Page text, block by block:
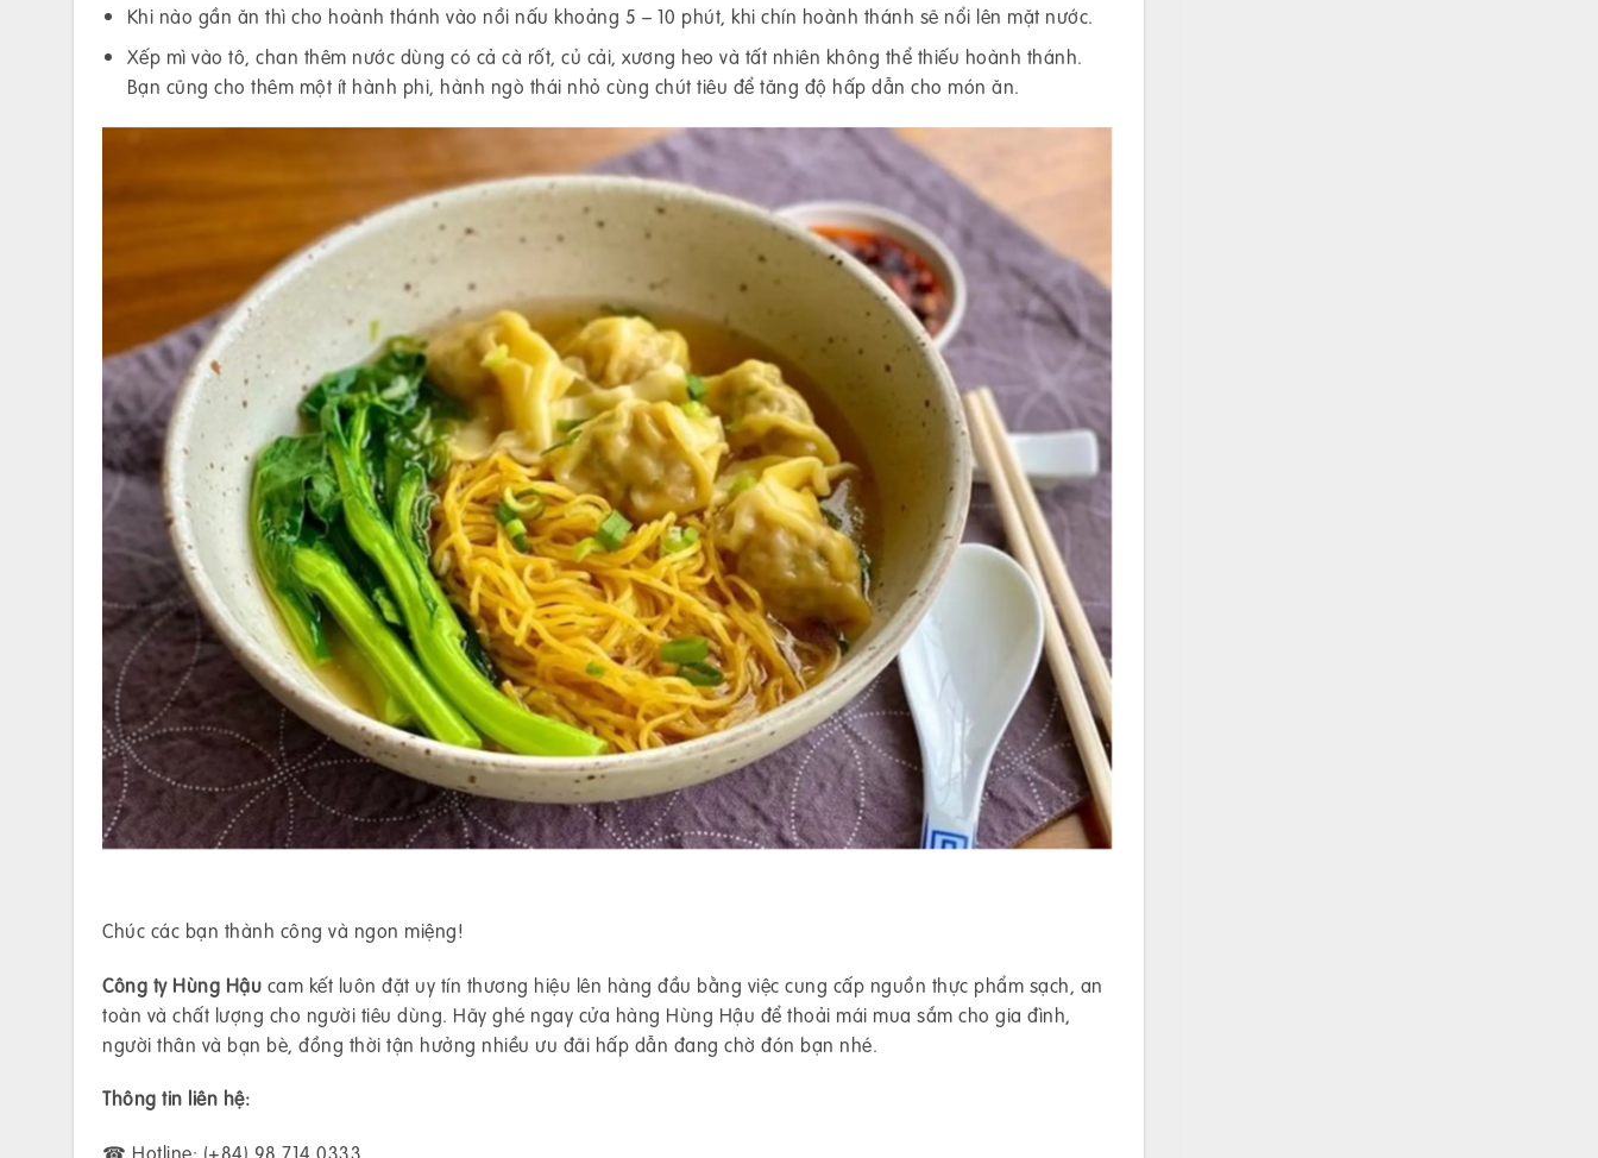
Khi nào gần ăn thì cho hoành thánh vào nồi nấu khoảng 5 – 10 phút, khi chín hoành thánh sẽ nổi lên mặt nước.
Xếp mì vào tô, chan thêm nước dùng có cả cà rốt, củ cải, xương heo và tất nhiên không thể thiếu hoành thánh.
Bạn cũng cho thêm một ít hành phi, hành ngò thái nhỏ cùng chút tiêu để tăng độ hấp dẫn cho món ăn.
Chúc các bạn thành công và ngon miệng!
Công ty Hùng Hậu cam kết luôn đặt uy tín thương hiệu lên hàng đầu bằng việc cung cấp nguồn thực phẩm sạch, an
toàn và chất lượng cho người tiêu dùng. Hãy ghé ngay cửa hàng Hùng Hậu để thoải mái mua sắm cho gia đình,
người thân và bạn bè, đồng thời tận hưởng nhiều ưu đãi hấp dẫn đang chờ đón bạn nhé.
Thông tin liên hệ: